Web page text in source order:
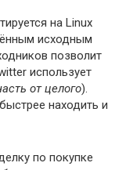
на Linux
исходным
позволит
использует
от целого).
находить и
по покупке